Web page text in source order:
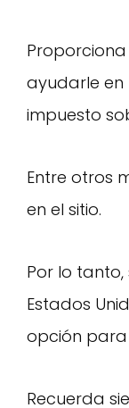
ayudarle
impuesto
Entre otros
en el sitio.
Por lo
Estados
opción para
Recuerda